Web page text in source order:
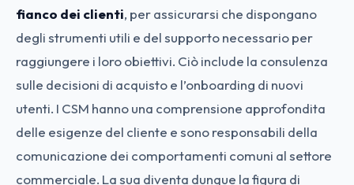
fianco dei clienti, per assicurarsi che dispongano
degli strumenti utili e del supporto necessario per
raggiungere i loro obiettivi. Ciò include la consulenza
sulle decisioni di acquisto e l’onboarding di nuovi
utenti. I CSM hanno una comprensione approfondita
delle esigenze del cliente e sono responsabili della
comunicazione dei comportamenti comuni al settore
commerciale. La sua diventa dunque lafigura di